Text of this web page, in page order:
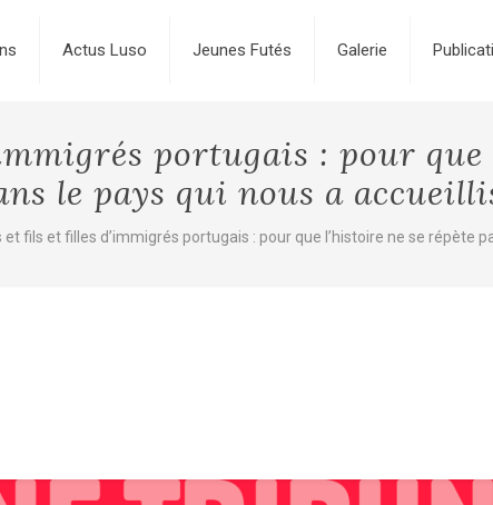
Actus Luso Jeunes Futés Galerie
portugais : pour que
le pays qui nous a
et fils et filles d’immigrés portugais : pour que l’histoire ne se répète